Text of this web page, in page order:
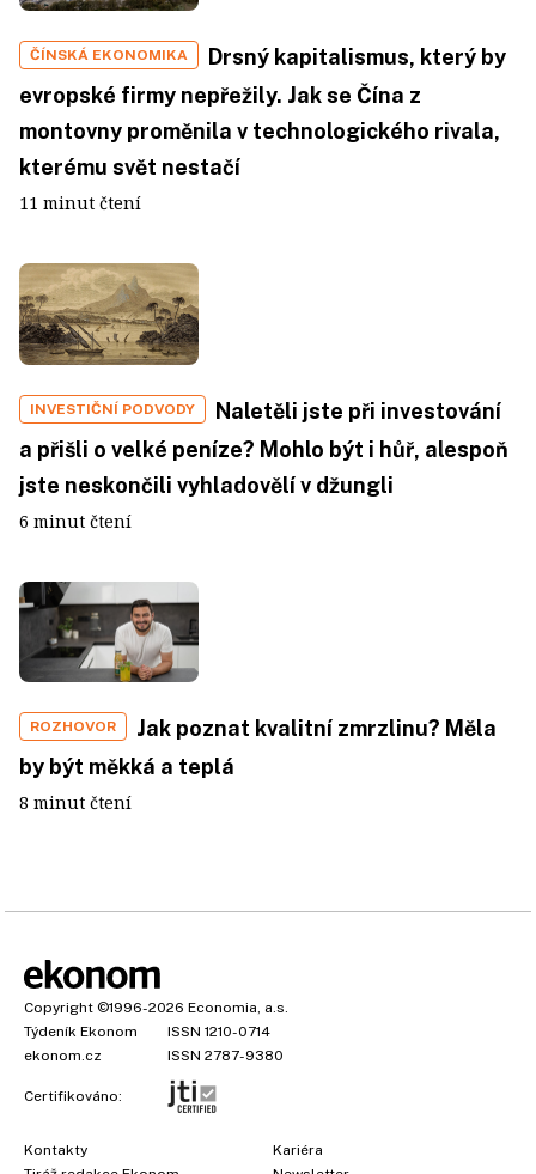
ČÍNSKÁ EKONOMIKA
Drsný kapitalismus, který by
evropské firmy nepřežily. Jak se Čína z
montovny proměnila v technologického rivala,
kterému svět nestačí
11 minut čtení
INVESTIČNÍ PODVODY
Naletěli jste při investování
a přišli o velké peníze? Mohlo být i hůř, alespoň
jste neskončili vyhladovělí v džungli
6 minut čtení
ROZHOVOR
Jak poznat kvalitní zmrzlinu? Měla
by být měkká a teplá
8 minut čtení
Copyright ©1996-2026 Economia, a.s.
Týdeník Ekonom
ISSN 1210-0714
ekonom.cz
ISSN 2787-9380
Certifikováno:
Kontakty
Kariéra